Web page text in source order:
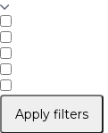
Apply filters